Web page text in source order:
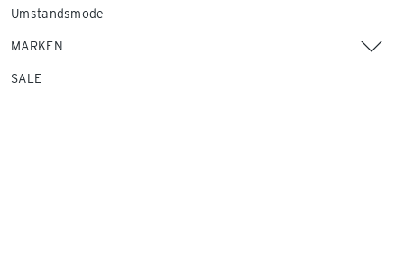
Umstandsmode
MARKEN
SALE